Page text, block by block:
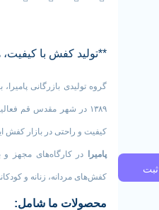
ثبت
**تولید کفش با
گروه تولیدی بازرگانی
۱۳۸۹ در شهر مقدس قم
کیفیت و راحتی در بازار کفش
پامیرا در کارگاه‌های مجهز و
کفش‌های مردانه، زنانه و
محصولات ما شامل: